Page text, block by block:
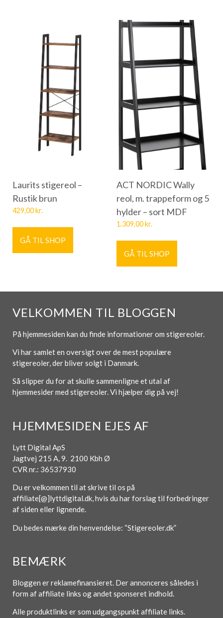
Laurits stigereol –
Rustik brun
429,00kr.
GÅ TIL SHOP
ACT NORDIC Wally
reol, m. trappeform og 5
hylder – sort MDF
1.309,00kr.
GÅ TIL SHOP
VELKOMMEN TIL BLOGGEN
På hjemmesiden kan du finde informationer om stigereoler.
Vi har samlet en oversigt over de mest populære
stigereoler, der bliver solgt i Danmark.
Så slipper du for at skulle sammenligne et utal af
hjemmesider med stigereoler. Vi hjælper dig på vej!
HJEMMESIDEN EJES AF
Lytt Digital ApS
Jagtvej 215 A, 9. 2100 Kbh Ø
CVR nr.: 36537930
Du er velkommen til at skrive til os på
affiliate[@]lyttdigital.dk, hvis du har forslag til forbedringer
af siden eller lignende.
Du bedes mærke din henvendelse: “Stigereoler.dk”
BEMÆRK
Bloggen er reklamefinansieret. Der annonceres således i
form af affiliate links og andet sponseret indhold.
Alle produktlinks er som udgangspunkt affiliate links.